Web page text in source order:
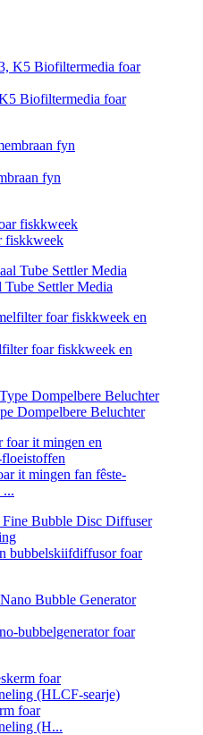
Biofiltermedia foar
fyn
fiskkweek
Settler Media
foar fiskkweek en
Dompelbere Beluchter
it mingen fan fêste-
...
bubbelskiifdiffusor foar
bubbelgenerator foar
foar
(H...